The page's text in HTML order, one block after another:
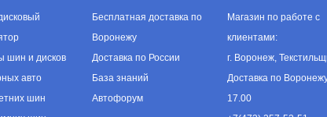
шин и дисков
авто
шин
Бесплатная доставка по
Воронежу
Доставка по России
База знаний
Автофорум
Магазин по работе с
клиентами:
г. Воронеж,
Доставка по
17.00